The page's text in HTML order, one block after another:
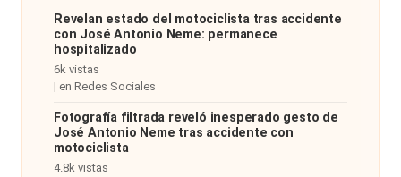
Revelan estado del motociclista tras accidente
con José Antonio Neme: permanece
hospitalizado
6k vistas
| en Redes Sociales
Fotografía filtrada reveló inesperado gesto de
José Antonio Neme tras accidente con
motociclista
4.8k vistas